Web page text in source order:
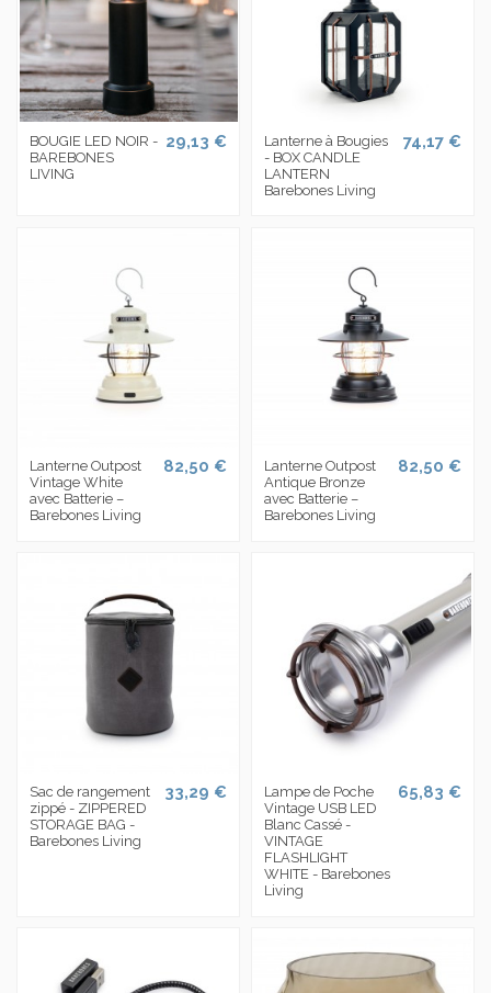
BOUGIE LED NOIR -
BAREBONES
LIVING
29,13 €
Lanterne à Bougies
- BOX CANDLE
LANTERN
Barebones Living
74,17 €
Lanterne Outpost
Vintage White
avec Batterie –
Barebones Living
82,50 €
Lanterne Outpost
Antique Bronze
avec Batterie –
Barebones Living
82,50 €
Sac de rangement
zippé - ZIPPERED
STORAGE BAG -
Barebones Living
33,29 €
Lampe de Poche
Vintage USB LED
Blanc Cassé -
VINTAGE
FLASHLIGHT
WHITE - Barebones
Living
65,83 €